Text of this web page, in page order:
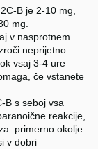
B je 2-10 mg,
mg.
v nasprotnem
neprijetno
vsaj 3-4 ure
če vstanete
B s seboj vsa
reakcije,
primerno okolje
v dobri